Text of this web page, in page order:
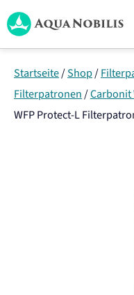
Zum
Inhalt
springen
Startseite/Shop/
Filterpatronen/Carbonit
WFP Protect-L